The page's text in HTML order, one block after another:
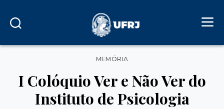
Categorias
MEMÓRIA
I Colóquio Ver e Não Ver do
Instituto de Psicologia